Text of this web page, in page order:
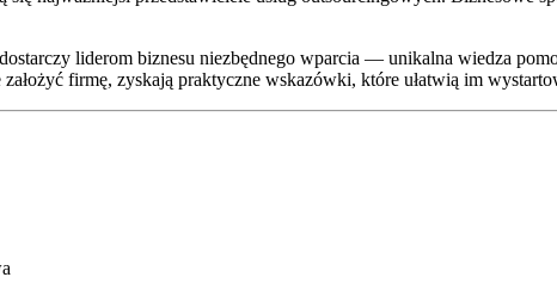
liderom biznesu niezbędnego wparcia — unikalna wiedza
firmę, zyskają praktyczne wskazówki, które ułatwią im